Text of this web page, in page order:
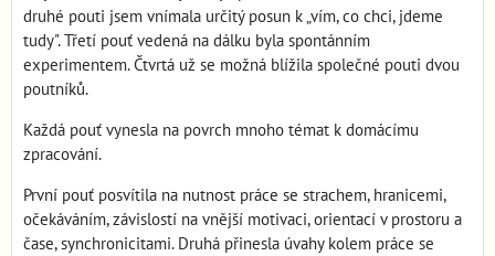
druhé pouti jsem vnímala určitý posun k „vím, co chci, jdeme
tudy". Třetí pouť vedená na dálku byla spontánním
experimentem. Čtvrtá už se možná blížila společné pouti dvou
poutníků.
Každá pouť vynesla na povrch mnoho témat k domácímu
zpracování.
První pouť posvítila na nutnost práce se strachem, hranicemi,
očekáváním, závislostí na vnější motivaci, orientací v prostoru a
čase, synchronicitami. Druhá přinesla úvahy kolem práce se